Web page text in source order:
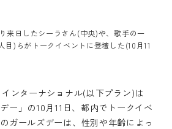
来日したシーラさん(中央)や、歌手の一
目)らがトークイベントに登壇した(10月11
ンターナショナル(以下プラン)は
ー」の10月11日、都内でトークイベ
ガールズデーは、性別や年齢によっ